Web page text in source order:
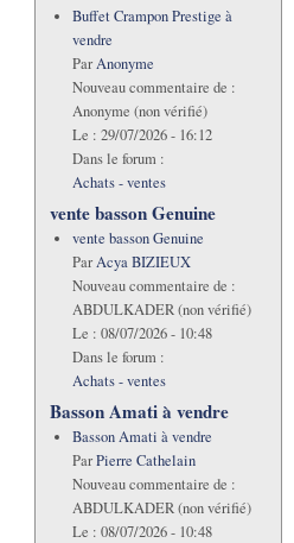
Buffet Crampon Prestige à
vendre
ParAnonyme
Nouveau commentaire de :
Anonyme (non vérifié)
Le : 29/07/2026 - 16:12
Dans le forum :
Achats - ventes
vente basson Genuine
vente basson Genuine
ParAcya BIZIEUX
Nouveau commentaire de :
ABDULKADER (non vérifié)
Le : 08/07/2026 - 10:48
Dans le forum :
Achats - ventes
Basson Amati à vendre
Basson Amati à vendre
ParPierre Cathelain
Nouveau commentaire de :
ABDULKADER (non vérifié)
Le : 08/07/2026 - 10:48